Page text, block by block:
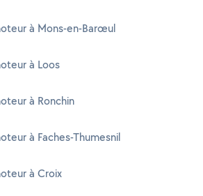
à Mons-en-Barœul
à Loos
à Ronchin
à Faches-Thumesnil
à Croix